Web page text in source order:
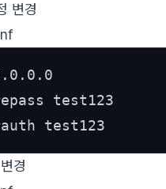
변경
test123
test123
경